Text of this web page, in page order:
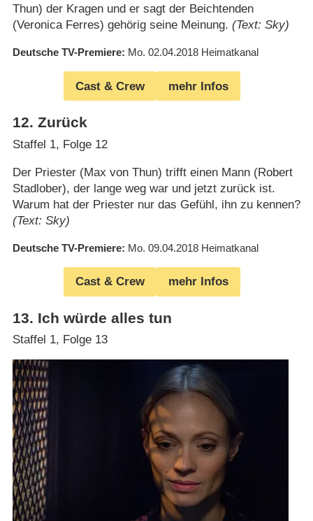
Thun) der Kragen und er sagt der Beichtenden
(Veronica Ferres) gehörig seine Meinung. (Text: Sky)
Deutsche TV-Premiere Mo. 02.04.2018 Heimatkanal
Cast & Crew mehr Infos
12. Zurück
Staffel 1, Folge 12
Der Priester (Max von Thun) trifft einen Mann (Robert
Stadlober), der lange weg war und jetzt zurück ist.
Warum hat der Priester nur das Gefühl, ihn zu kennen?
(Text: Sky)
Deutsche TV-Premiere Mo. 09.04.2018 Heimatkanal
Cast & Crew mehr Infos
13. Ich würde alles tun
Staffel 1, Folge 13